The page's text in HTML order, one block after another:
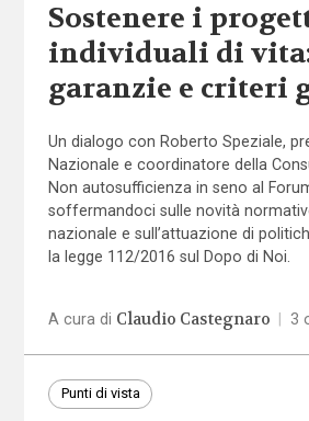
Sostenere i
individuali di
garanzie e criteri
Un dialogo con Roberto Speziale,
Nazionale e coordinatore della
Non autosufficienza in seno al
soffermandoci sulle novità
nazionale e sull’attuazione di
la legge 112/2016 sul Dopo di Noi.
A cura di Claudio Castegnaro 3
Punti di vista